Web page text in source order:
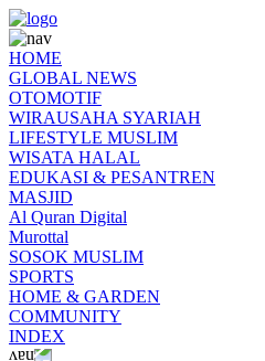
HOME
GLOBAL NEWS
OTOMOTIF
WIRAUSAHA SYARIAH
LIFESTYLE MUSLIM
WISATA HALAL
EDUKASI & PESANTREN
MASJID
Al Quran Digital
Murottal
SOSOK MUSLIM
SPORTS
HOME & GARDEN
COMMUNITY
INDEX